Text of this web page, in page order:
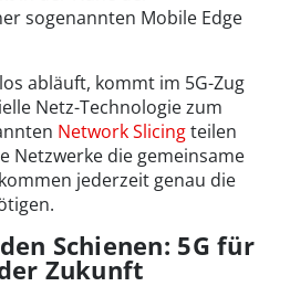
sogenannten Mobile Edge
abläuft, kommt im 5G-Zug
Netz-Technologie zum
Network Slicingteilen
Netzwerke die gemeinsame
jederzeit genau die
Schienen: 5G für
Zukunft